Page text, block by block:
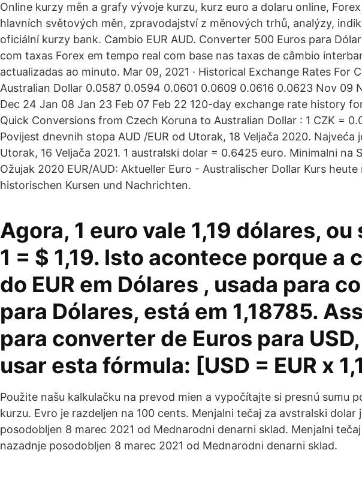
Online kurzy měn a grafy vývoje kurzu, kurz euro a dolaru online,
hlavních světových měn, zpravodajství z měnových trhů, analýzy,
oficiální kurzy bank. Cambio EUR AUD. Converter 500 Euros para
com taxas Forex em tempo real com base nas taxas de câmbio
actualizadas ao minuto. Mar 09, 2021 · Historical Exchange Rates For
Australian Dollar 0.0587 0.0594 0.0601 0.0609 0.0616 0.0623 Nov 09
Dec 24 Jan 08 Jan 23 Feb 07 Feb 22 120-day exchange rate history
Quick Conversions from Czech Koruna to Australian Dollar : 1 CZK =
Povijest dnevnih stopa AUD /EUR od Utorak, 18 Veljača 2020. Najveća
Utorak, 16 Veljača 2021. 1 australski dolar = 0.6425 euro. Minimalni na
Ožujak 2020 EUR/AUD: Aktueller Euro - Australischer Dollar Kurs
historischen Kursen und Nachrichten.
Agora, 1 euro vale 1,19 dólares, ou
1 = $ 1,19. Isto acontece porque a
do EUR em Dólares , usada para
para Dólares, está em 1,18785.
para converter de Euros para
usar esta fórmula: [USD = EUR x
Použite našu kalkulačku na prevod mien a vypočítajte si presnú sumu
kurzu. Evro je razdeljen na 100 cents. Menjalni tečaj za avstralski dolar
posodobljen 8 marec 2021 od Mednarodni denarni sklad. Menjalni
nazadnje posodobljen 8 marec 2021 od Mednarodni denarni sklad.